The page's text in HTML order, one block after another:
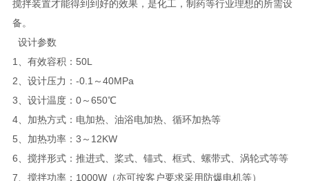
搅拌装置才能得到到好的效果，是化工，制药等行业理想的所需设
备。
设计参数
1、有效容积：50L
2、设计压力：-0.1～40MPa
3、设计温度：0～650℃
4、加热方式：电加热、油浴电加热、循环加热等
5、加热功率：3～12KW
6、搅拌形式：推进式、桨式、锚式、框式、螺带式、涡轮式等等
7、搅拌功率：1000W（亦可按客户要求采用防爆电机等）